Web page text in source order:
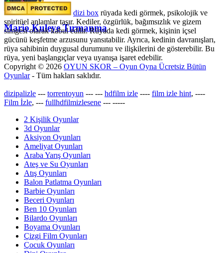
Mario Kuleye Tırmanma
dizi box rüyada kedi görmek​, psikolojik ve
spiritüel anlamlar taşır. Kediler, özgürlük, bağımsızlık ve gizem
simgesi olarak kabul edilir. Rüyada kedi görmek, kişinin içsel
gücünü keşfetme arzusunu yansıtabilir. Ayrıca, kedinin davranışları,
rüya sahibinin duygusal durumunu ve ilişkilerini de gösterebilir. Bu
rüya, yeni başlangıçlar veya uyanışa işaret edebilir.
Copyright © 2026 OYUN SKOR – Oyun Oyna Ücretsiz Bütün
Oyunlar- Tüm hakları saklıdır.
dizipalizle --- torrentoyun --- --- hdfilm izle ---- film izle hint, ----
Film İzle, --- fullhdfilmizlesene --- -----
2 Kişilik Oyunlar
3d Oyunlar
Aksiyon Oyunları
Ameliyat Oyunları
Araba Yarış Oyunları
Ateş ve Su Oyunları
Atış Oyunları
Balon Patlatma Oyunları
Barbie Oyunları
Beceri Oyunları
Ben 10 Oyunları
Bilardo Oyunları
Boyama Oyunları
Çizgi Film Oyunları
Çocuk Oyunları